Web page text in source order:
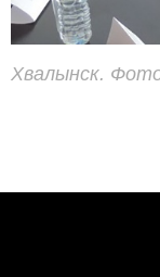
Хвалынск.